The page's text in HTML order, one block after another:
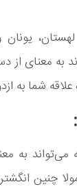
یونان
به معنای از
شما به
به